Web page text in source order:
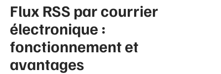
Flux RSS par courrier
électronique :
fonctionnement et
avantages